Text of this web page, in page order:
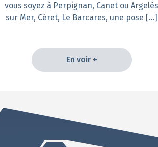
vous soyez à Perpignan, Canet ou Argelès
sur Mer, Céret, Le Barcares, une pose […]
En voir +